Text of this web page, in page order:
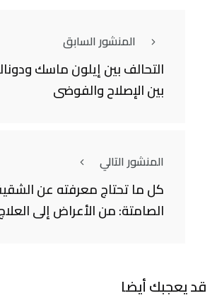
المنشور السابق
التحالف بين إيلون ماسك
بين الإصلاح والفوضى
المنشور التالي
كل ما تحتاج معرفته عن
الصامتة: من الأعراض إلى
قد يعجبك أيضا